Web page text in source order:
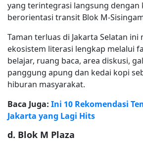
yang terintegrasi langsung dengan
berorientasi transit Blok M-
Taman terluas di Jakarta Selatan
ekosistem literasi lengkap melalui
belajar, ruang baca, area diskusi,
panggung apung dan kedai kopi
hiburan masyarakat.
Baca Juga: Ini 10 Rekomendasi
Jakarta yang Lagi Hits
d. Blok M Plaza